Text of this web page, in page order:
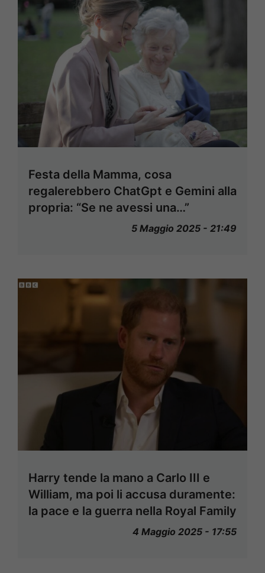
Festa della Mamma, cosa
regalerebbero ChatGpt e Gemini alla
propria: “Se ne avessi una…”
5 Maggio 2025 - 21:49
Harry tende la mano a Carlo III e
William, ma poi li accusa duramente:
la pace e la guerra nella Royal Family
4 Maggio 2025 - 17:55